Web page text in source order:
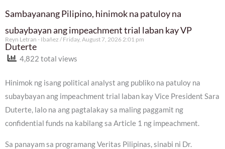
Sambayanang Pilipino, hinimok na patuloy na
subaybayan ang impeachment trial laban kay VP
Duterte
Reyn Letran - Ibañez Friday, August 7, 2026 2:01 pm
4,822 total views
Hinimok ng isang political analyst ang publiko na patuloy na
subaybayan ang impeachment trial laban kay Vice President Sara
Duterte, lalo na ang pagtalakay sa maling paggamit ng
confidential funds na kabilang sa Article 1 ng impeachment.
Sa panayam sa programang Veritas Pilipinas, sinabi ni Dr.